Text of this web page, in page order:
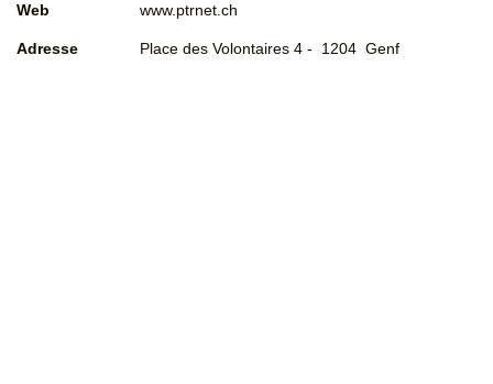
Web www.ptrnet.ch
Adresse Place des Volontaires 4 - 1204 Genf